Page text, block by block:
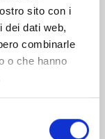
sito con i
dei dati web,
combinarle
o che hanno